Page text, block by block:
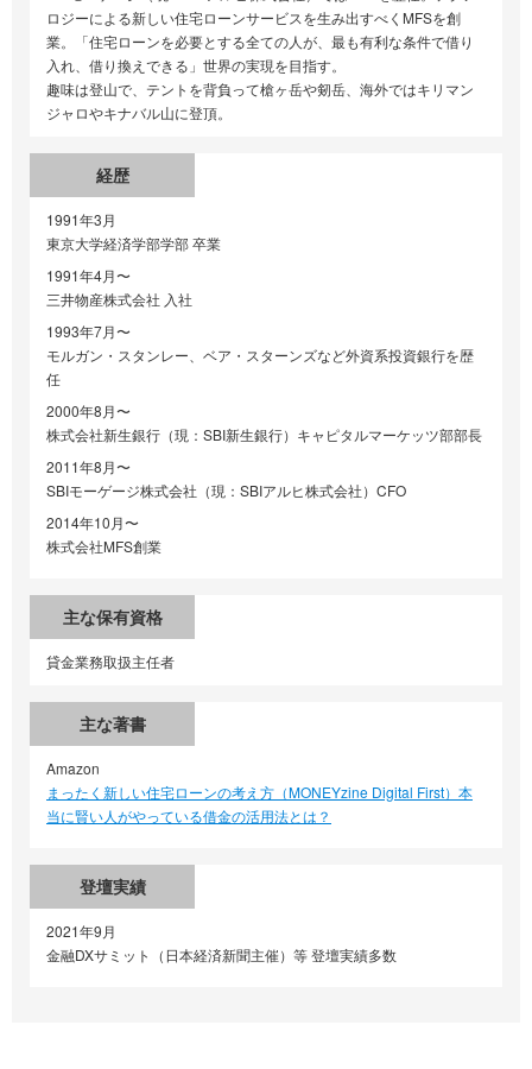
ロジーによる新しい住宅ローンサービスを生み出すべくMFSを創
業。「住宅ローンを必要とする全ての人が、最も有利な条件で借り
入れ、借り換えできる」世界の実現を目指す。
趣味は登山で、テントを背負って槍ヶ岳や剱岳、海外ではキリマン
ジャロやキナバル山に登頂。
経歴
1991年3月
東京大学経済学部学部 卒業
1991年4月〜
三井物産株式会社 入社
1993年7月〜
モルガン・スタンレー、ベア・スターンズなど外資系投資銀行を歴
任
2000年8月〜
株式会社新生銀行（現：SBI新生銀行）キャピタルマーケッツ部部長
2011年8月〜
SBIモーゲージ株式会社（現：SBIアルヒ株式会社）CFO
2014年10月〜
株式会社MFS創業
主な保有資格
貸金業務取扱主任者
主な著書
Amazon
まったく新しい住宅ローンの考え方（MONEYzine Digital First）本
当に賢い人がやっている借金の活用法とは？
登壇実績
2021年9月
金融DXサミット（日本経済新聞主催）等 登壇実績多数